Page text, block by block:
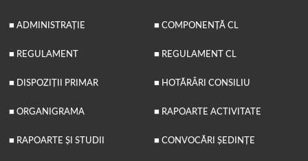
■ ADMINISTRAȚIE
■ REGULAMENT
■ DISPOZIȚII PRIMAR
■ ORGANIGRAMA
■ RAPOARTE ȘI STUDII
■ COMPONENȚĂ CL
■ REGULAMENT CL
■ HOTĂRÂRI CONSILIU
■ RAPOARTE ACTIVITATE
■ CONVOCĂRI ȘEDINȚE